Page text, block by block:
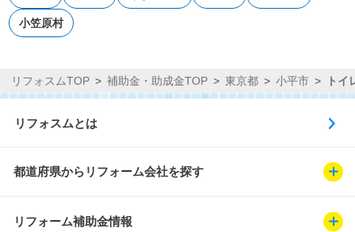
小笠原村
リフォスムTOP 補助金・助成金TOP 東京都 小平市 トイ
リフォスムとは
都道府県からリフォーム会社を探す
リフォーム補助金情報